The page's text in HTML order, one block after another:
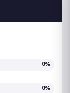
0%
0%